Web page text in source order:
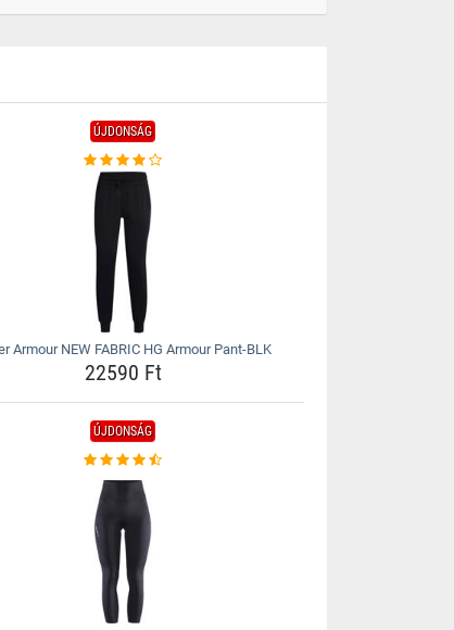
ÚJDONSÁG
Armour NEW FABRIC HG Armour Pant-BLK
22590 Ft
ÚJDONSÁG